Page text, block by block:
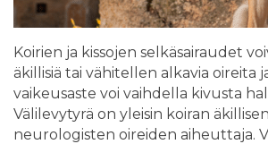
Koirien ja kissojen selkäsairaudet
äkillisiä tai vähitellen alkavia oireita
vaikeusaste voi vaihdella kivusta
Välilevytyrä on yleisin koiran
neurologisten oireiden aiheuttaja.